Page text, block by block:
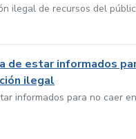
ilegal de recursos del
de estar informados
ilegal
informados para no caer